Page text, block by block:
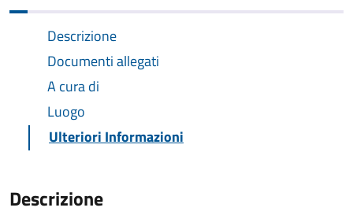
Descrizione
Documenti allegati
A cura di
Luogo
Ulteriori Informazioni
Descrizione